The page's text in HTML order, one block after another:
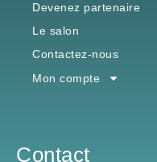
Devenez partenaire
Le salon
Contactez-nous
Mon compte
Contact